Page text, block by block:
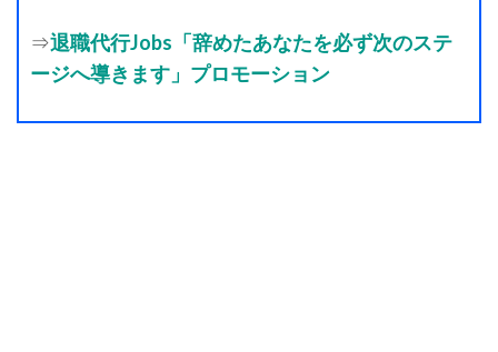
⇒退職代行Jobs「辞めたあなたを必ず次のステ
ージへ導きます」プロモーション